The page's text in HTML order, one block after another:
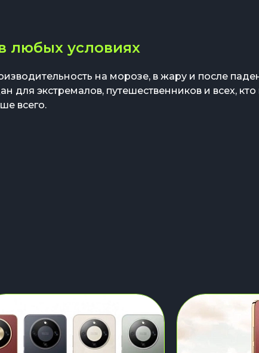
любых условиях
на морозе, в жару и после
для экстремалов, путешественников и всех,
всего.